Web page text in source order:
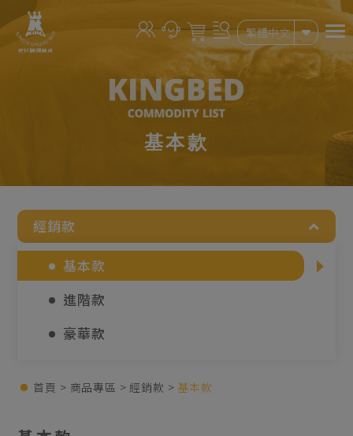
繁體中文
基本款
經銷款
基本款
進階款
豪華款
首頁 商品專區 經銷款 基本款